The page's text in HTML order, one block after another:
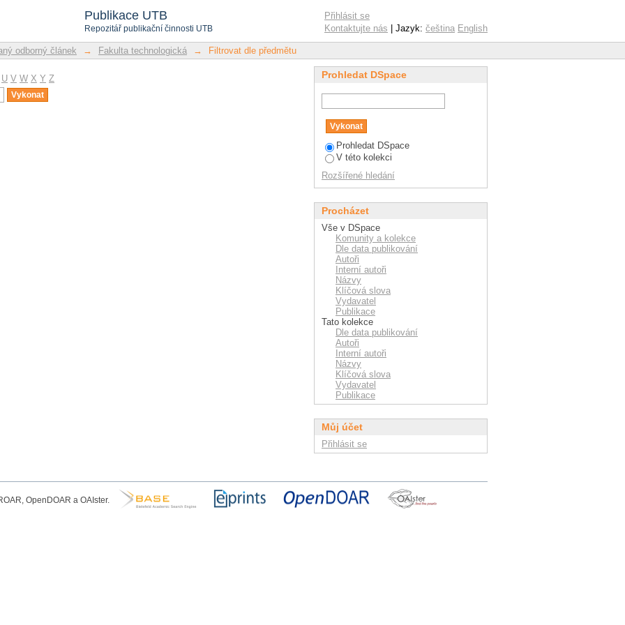
Publikace UTB
Repozitář publikační činnosti UTB
Přihlásit se
Kontaktujte nás | Jazyk: čeština English
odborný článek → Fakulta technologická → Filtrovat dle předmětu
U V W X Y Z
Prohledat DSpace
Prohledat DSpace
V této kolekci
Rozšířené hledání
Procházet
Vše v DSpace
Komunity a kolekce
Dle data publikování
Autoři
Interní autoři
Názvy
Klíčová slova
Vydavatel
Publikace
Tato kolekce
Dle data publikování
Autoři
Interní autoři
Názvy
Klíčová slova
Vydavatel
Publikace
Můj účet
Přihlásit se
OpenDOAR a OAIster.